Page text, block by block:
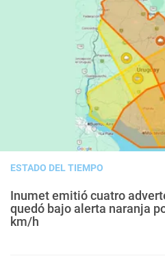
ESTADO DEL TIEMPO
Inumet emitió cuatro
quedó bajo alerta naranja
km/h